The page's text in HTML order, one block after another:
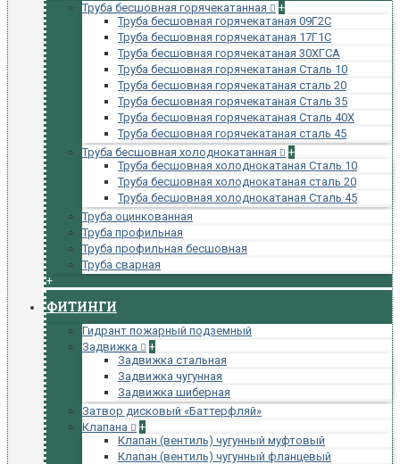
Труба бесшовная горячекатанная
+
Труба бесшовная горячекатаная 09Г2С
Труба бесшовная горячекатаная 17Г1С
Труба бесшовная горячекатаная 30ХГСА
Труба бесшовная горячекатаная Сталь 10
Труба бесшовная горячекатаная сталь 20
Труба бесшовная горячекатаная Сталь 35
Труба бесшовная горячекатаная Сталь 40Х
Труба бесшовная горячекатаная сталь 45
Труба бесшовная холоднокатанная
+
Труба бесшовная холоднокатаная Сталь 10
Труба бесшовная холоднокатаная сталь 20
Труба бесшовная холоднокатаная Сталь 45
Труба оцинкованная
Труба профильная
Труба профильная бесшовная
Труба сварная
+
ФИТИНГИ
Гидрант пожарный подземный
Задвижка
+
Задвижка стальная
Задвижка чугунная
Задвижка шиберная
Затвор дисковый «Баттерфляй»
Клапана
+
Клапан (вентиль) чугунный муфтовый
Клапан (вентиль) чугунный фланцевый